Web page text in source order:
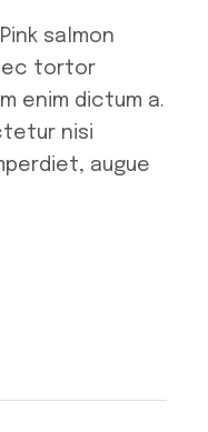
salmon
tortor
enim dictum a.
nisi
augue